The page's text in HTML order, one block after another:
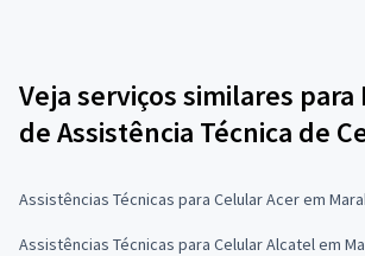
Veja serviços similares
de Assistência Técnica de
Assistências Técnicas para Celular Acer em
Assistências Técnicas para Celular Alcatel em